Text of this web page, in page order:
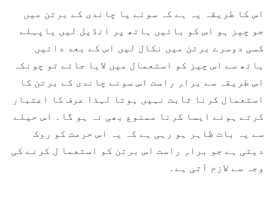
اس کا طریقہ یہ ہے کہ سونے یا چاندی کے برتن میں
جو چیز ہو اس کو بائیں ہاتھ پر انڈیل لیں یاپہلے
کسی دوسرے برتن میں نکال لیں اس کے بعد دائیں
ہاتھ سے اس چیز کو استعمال میں لایا جائے تو چونکہ
اس طریقہ سے براہِ راست اس سونے چاندی کے برتن کا
استعمال کرنا ثابت نہیں ہوتا لہذا عرف کا اعتبار
کرتے ہوئے ایسا کرنا ممنوع بھی نہ ہو گا۔ اس حیلے
سے یہ بات ظاہر ہو رہی ہے کہ یہ اس حرمت کو روک
دیتی ہے جو براہِ راست اس برتن کو استعما ل کرنے کی
وجہ سے لازم آتی ہے۔